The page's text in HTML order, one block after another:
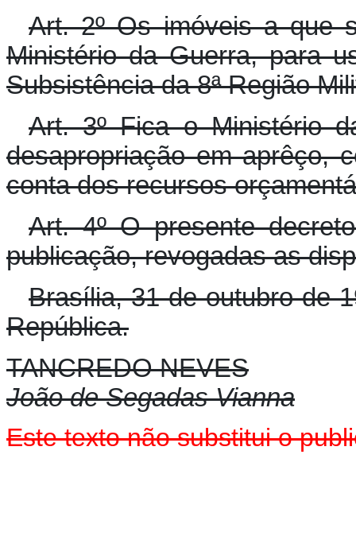
Art. 2º Os imóveis a que
Ministério da Guerra, para
Subsistência da 8ª Região
Art. 3º Fica o Ministério
desapropriação em aprêço,
conta dos recursos
Art. 4º O presente
publicação, revogadas as
Brasília, 31 de outubro de
República.
TANCREDO NEVES
João de Segadas Vianna
Este texto não substitui o